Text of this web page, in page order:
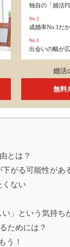
独自の「婚活
No.2
成婚率No.1だ
No.3
出会いの幅が
婚活
無料
とは？
がる可能性があ
ない
」という気持ち
ためには？
う！